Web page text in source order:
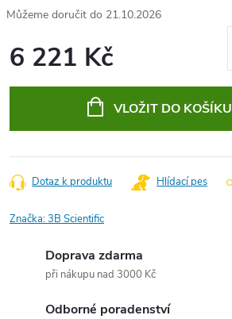
21.10.2026
6 221 Kč
VLOŽIT DO KOŠÍKU
Dotaz k produktu Hlídací pes
Značka:3B Scientific
Doprava zdarma
při nákupu nad 3000 Kč
Odborné poradenství